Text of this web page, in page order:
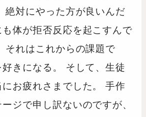
絶対にやった方が良いんだ
体が拒否反応を起こすんで
それはこれからの課題で
きになる。 そして、生徒
お疲れさまでした。 手作
ジで申し訳ないのですが、